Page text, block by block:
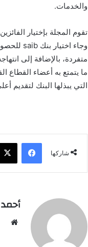
والخدمات.
تقوم المجلة بإختيار
وجاء اختيار بنك saib
متفردة، بالإضافة إلى
ما يتمتع به أعضاء القطاع
التي يبذلها البنك لتقديم
شاركها
فيسبوك